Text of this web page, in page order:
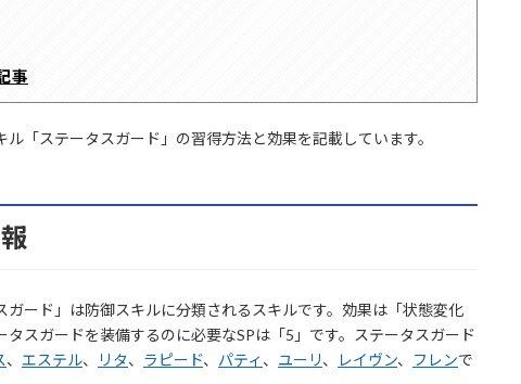
事
「ステータスガード」の習得方法と効果を記載しています。
ード」は防御スキルに分類されるスキルです。効果は「状態変化
スガードを装備するのに必要なSPは「5」です。ステータスガード
、 エステル、 リタ、 ラピード、 パティ 、 ユーリ、 レイヴン、 フレンで